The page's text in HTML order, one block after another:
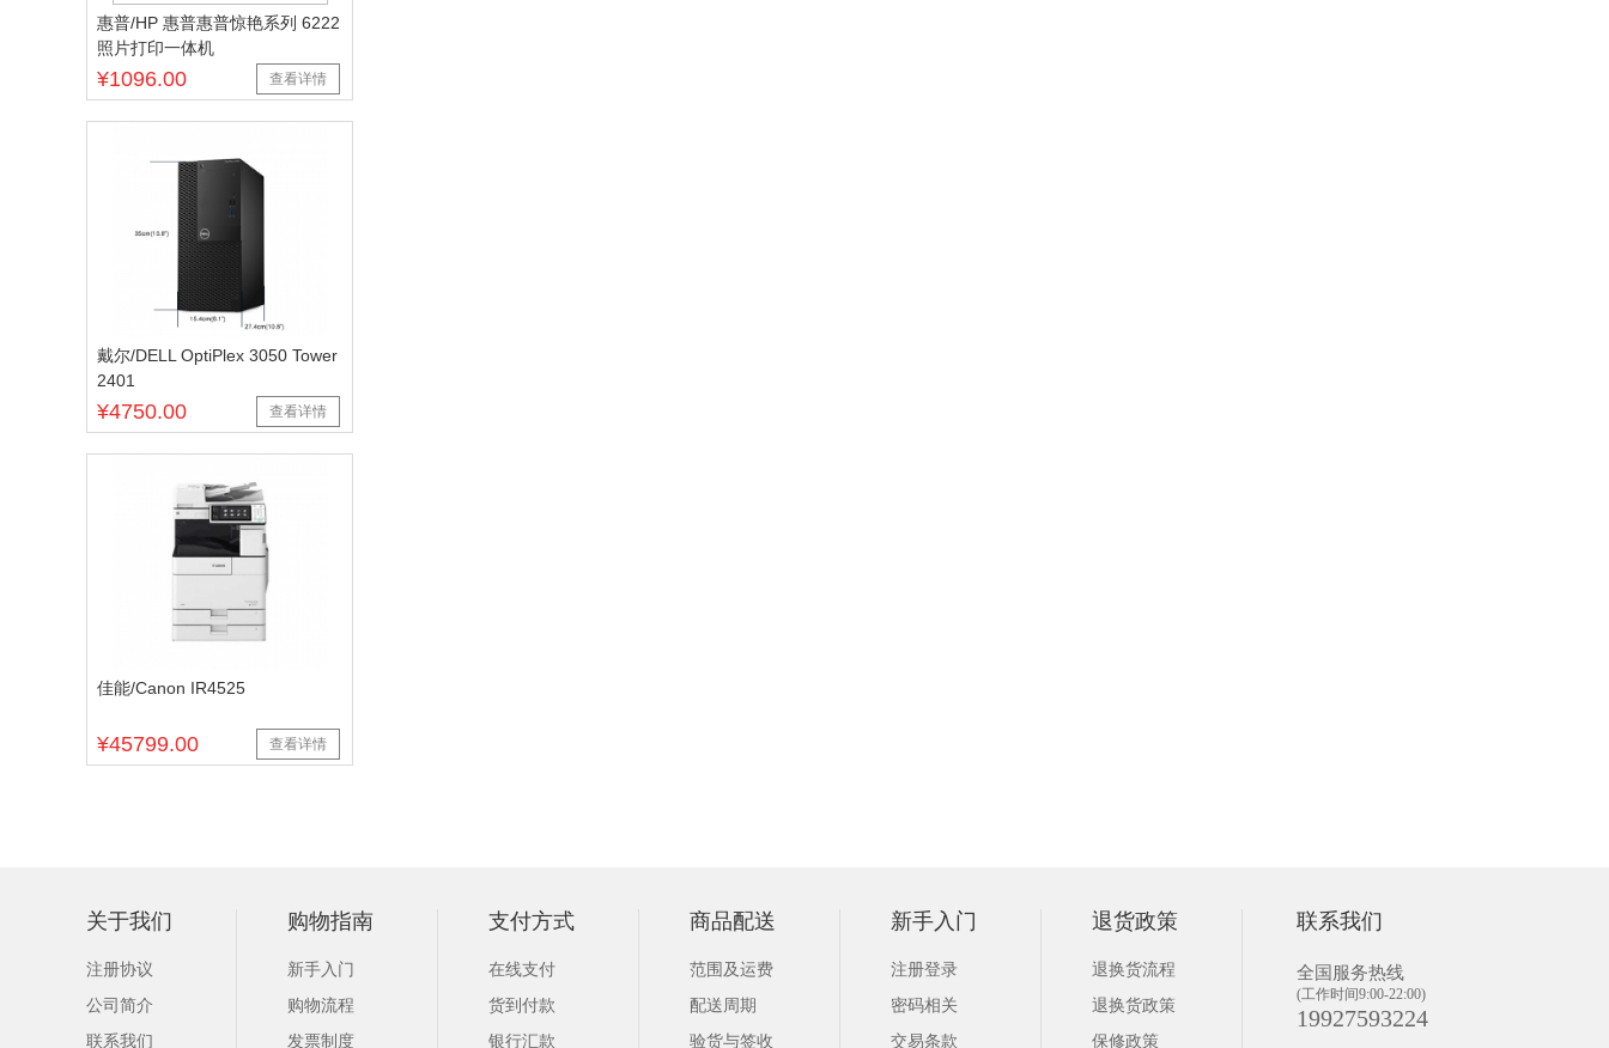
惠普/HP 惠普惠普惊艳系列 6222
照片打印一体机
¥1096.00 查看详情
戴尔/DELL OptiPlex 3050 Tower
2401
¥4750.00 查看详情
佳能/Canon IR4525
¥45799.00 查看详情
关于我们
注册协议
公司简介
联系我们
购物指南
新手入门
购物流程
发票制度
支付方式
在线支付
货到付款
银行汇款
商品配送
范围及运费
配送周期
验货与签收
新手入门
注册登录
密码相关
交易条款
退货政策
退换货流程
退换货政策
保修政策
联系我们
全国服务热线
(工作时间9:00-22:00)
19927593224